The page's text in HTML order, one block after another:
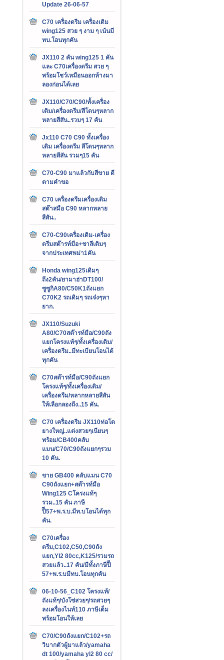
Update 26-06-57
C70 เครื่องดรีม เครื่องเดิม
wing125 สวย ๆ งาม ๆ เน้นมี
ทบ.โอนทุกคัน
JX110 2 คัน wing125 1 คัน
และ C70เครื่องดรีม สวย ๆ
พร้อมโชว์เหมือนออกห้างมา
ลองก่อนได้เลย
JX110/C70/C90/ทั้งเครื่อง
เดิม/เครื่องดรีม/สีโดนๆหลาก
หลายสีสัน..รวมๆ 17 คัน
Jx110 C70 C90 ทั้งเครื่อง
เดิม เครื่องดรีม สีโดนๆหลาก
หลายสีสัน รวมๆ15 คัน
C70-C90 มาแล้วกับสีขาย ดี
ตามคำขอ
C70 เครื่องดรีมเครื่องเดิม
สต๊าสมือ C90 หลากหลาย
สีสัน..
C70-C90เครื่องเดิม-เครื่อง
ดรีมสต๊ารท์มือ+ชาลีเดิมๆ
จากประเทศพม่า1คัน
Honda wing125เดิมๆ
ถึง2คัน/ยามาฮ่าDT100/
ซูซูกิA80/C50K1ถังแยก
C70K2 รถเดิมๆ รถเจ๋งๆหา
ยาก.
JX110/Suzuki
A80/C70สต๊ารท์มือ/C90ถัง
แยกโครงแท้ๆ/ทั้งเครื่องเดิม/
เครื่องดรีม..มีทะเบียนโอนได้
ทุกคัน
C70สต๊ารท์มือ/C90ถังแยก
โครงแท้ๆ/ทั้งเครื่องเดิม/
เครื่องดรีม/หลากหลายสีสัน
ให้เลือกลองถึง..15 คัน.
C70 เครื่องดรีม JX110ท่อโต
ยางใหญ่..แต่งสวยๆเนียนๆ
พร้อม/CB400คลับ
แมน/C70/C90ถังแยกๆรวม
10 คัน.
ขาย GB400 คลับแมน C70
C90ถังแยก+สต๊ารท์มือ
Wing125 Cโครงแท้ๆ
รวม..15 คัน ภาษี
ปีี57+พ.ร.บ.มีท.บโอนได้ทุก
คัน.
C70เครื่อง
ดรีม,C102,C50,C90ถัง
แยก,Yl2 80cc,K125/รวมรถ
สวยแล้ว..17 คัน/มีทั้งภาษีปีี
57+พ.ร.บมีทบ.โอนทุกคัน
06-10-56_C102 โครงแท้/
ถังแท้ๆ/บังโซ่สวยๆ/รถสวยๆ
ลงเครื่องไนท์110 ภาษีเต็ม
พร้อมโอนให้เลย
C70/C90ถังแยก/C102+รถ
วิบากตัวผู้มาแล้ว/yamaha
dt 100/yamaha yl2 80 cc/